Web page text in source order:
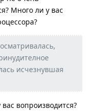
Много ли у вас
исчезнувшая
вопроизводится?